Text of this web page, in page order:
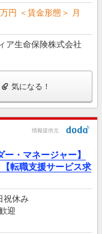
円 ＜賃金形態＞ 月
ア生命保険株式会社
気になる！
情報提供元
・マネージャー】
転職支援サービス求
祝休み
迎